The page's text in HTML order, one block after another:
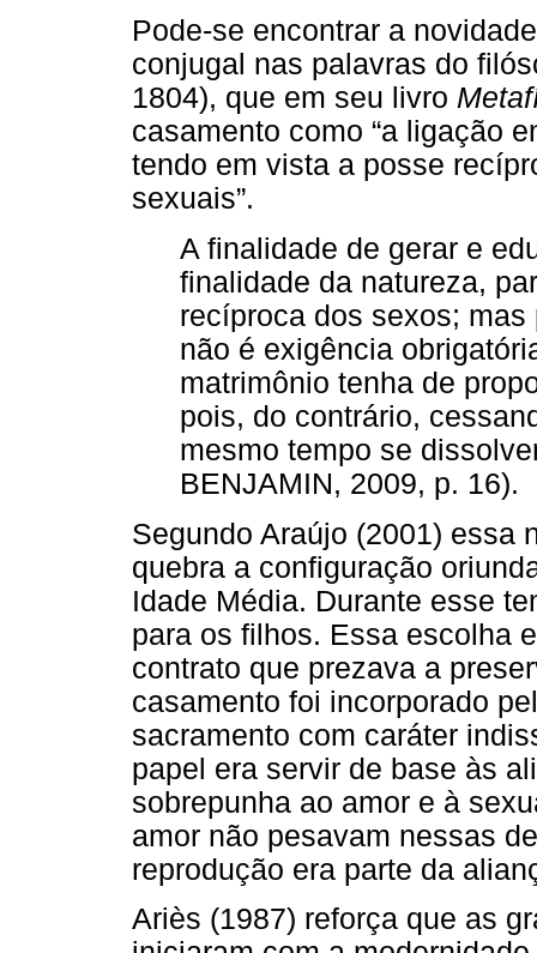
Pode-se encontrar a
conjugal nas palavras do
1804), que em seu livro
casamento como “a ligação
tendo em vista a posse
sexuais”.
A finalidade de gerar e
finalidade da natureza,
recíproca dos sexos;
não é exigência
matrimônio tenha de
pois, do contrário,
mesmo tempo se
BENJAMIN, 2009, p. 16).
Segundo Araújo (2001) essa
quebra a configuração
Idade Média. Durante esse
para os filhos. Essa escolha
contrato que prezava a
casamento foi incorporado
sacramento com caráter
papel era servir de base às
sobrepunha ao amor e à
amor não pesavam nessas
reprodução era parte da
Ariès (1987) reforça que as